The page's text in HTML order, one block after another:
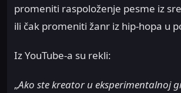
promeniti raspoloženje pesme iz
ili čak promeniti žanr iz hip-hopa u
Iz YouTube-a su rekli:
„Ako ste kreator u eksperimentalnoj